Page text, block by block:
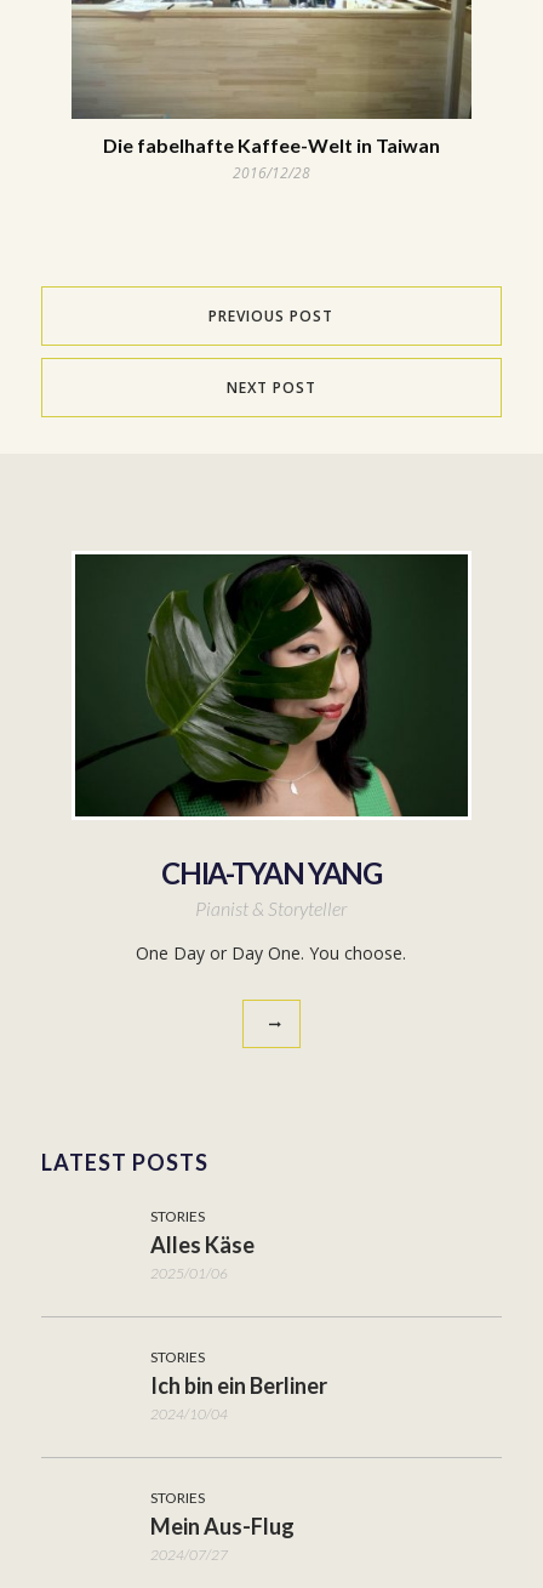
Die fabelhafte Kaffee-Welt in Taiwan
2016/12/28
PREVIOUS POST
NEXT POST
CHIA-TYAN YANG
Pianist & Storyteller
One Day or Day One. You choose.
LATEST POSTS
STORIES
Alles Käse
2025/01/06
STORIES
Ich bin ein Berliner
2024/10/04
STORIES
Mein Aus-Flug
2024/07/27